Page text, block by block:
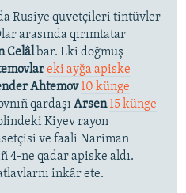
Rusiye quvetçileri tintüvler
arasında qırımtatar
Celâlbar. Eki doğmuş
eki ayğa apiske
Ahtemov 10 künge
qardaşı Arsen15 künge
Kiyev rayon
ve faali Nariman
4-ne qadar apiske aldı.
inkâr ete.